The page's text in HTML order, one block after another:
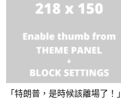
「特朗普，是時候該離場了！」